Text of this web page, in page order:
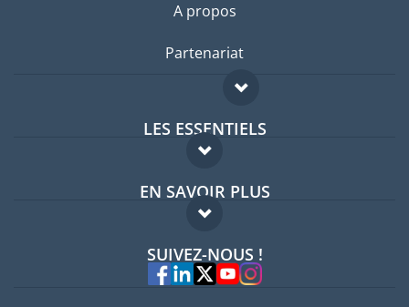
A propos
Partenariat
LES ESSENTIELS
Forum expatriés
Guides pays
EN SAVOIR PLUS
FAQ
Experts
SUIVEZ-NOUS !